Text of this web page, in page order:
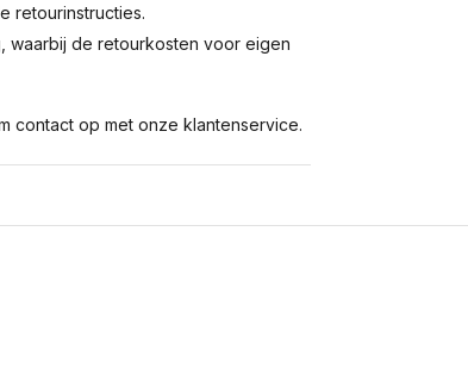
retourinstructies.
, waarbij de retourkosten voor eigen
contact op met onze klantenservice.